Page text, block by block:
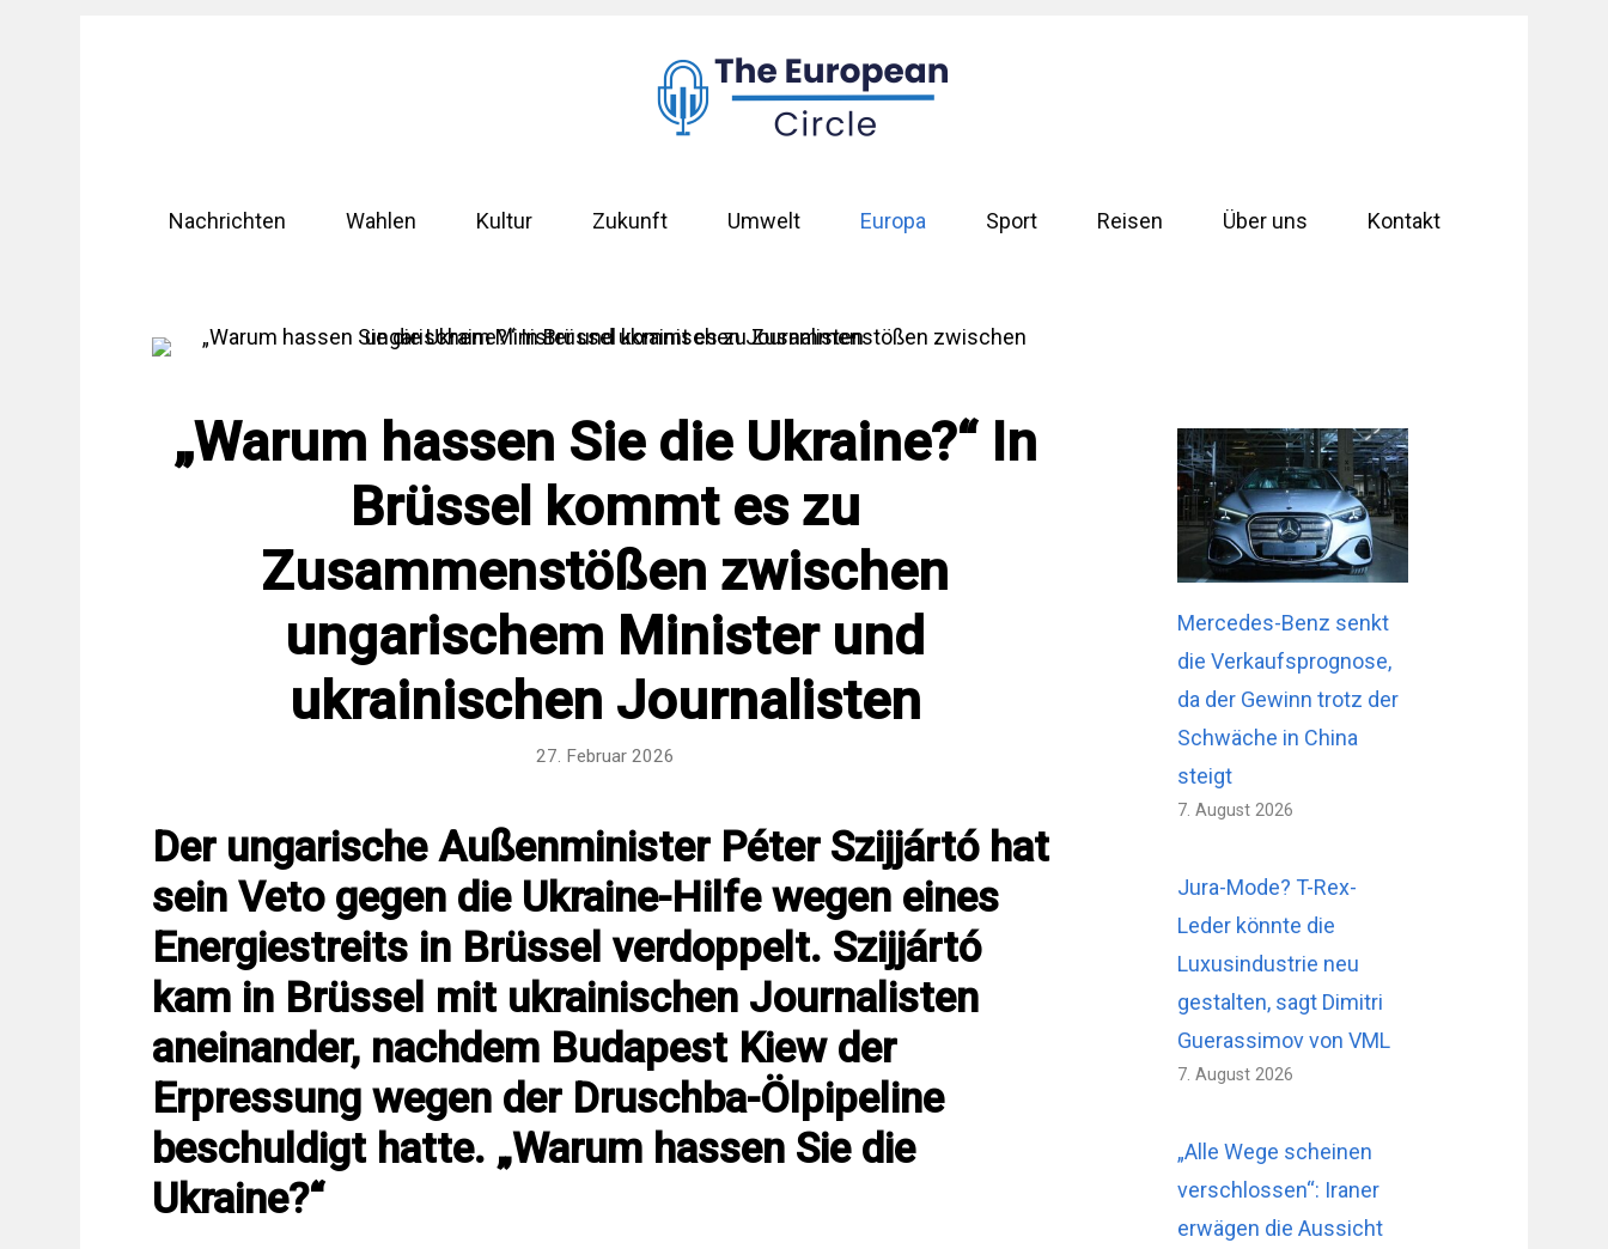
Nachrichten Wahlen Kultur Zukunft Umwelt Europa Sport Reisen Über uns Kontakt
„Warum hassen Sie die Ukraine?“ In
Brüssel kommt es zu
Zusammenstößen zwischen
ungarischem Minister und
ukrainischen Journalisten
27. Februar 2026
Der ungarische Außenminister Péter Szijjártó hat
sein Veto gegen die Ukraine-Hilfe wegen eines
Energiestreits in Brüssel verdoppelt. Szijjártó
kam in Brüssel mit ukrainischen Journalisten
aneinander, nachdem Budapest Kiew der
Erpressung wegen der Druschba-Ölpipeline
beschuldigt hatte. „Warum hassen Sie die
Ukraine?“
Mercedes-Benz senkt
die Verkaufsprognose,
da der Gewinn trotz der
Schwäche in China
steigt
7. August 2026
Jura-Mode? T-Rex-
Leder könnte die
Luxusindustrie neu
gestalten, sagt Dimitri
Guerassimov von VML
7. August 2026
„Alle Wege scheinen
verschlossen“: Iraner
erwägen die Aussicht